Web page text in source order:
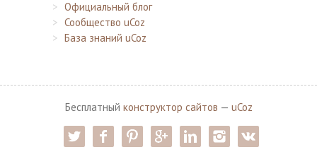
Официальный блог
Сообщество uCoz
База знаний uCoz
Бесплатный конструктор сайтов — uCoz
twitter
facebookpinterestgoogle-pllinkedin instagram